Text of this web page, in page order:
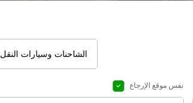
الشاحنات وسيارات النقل
نفس موقع الإرجاع